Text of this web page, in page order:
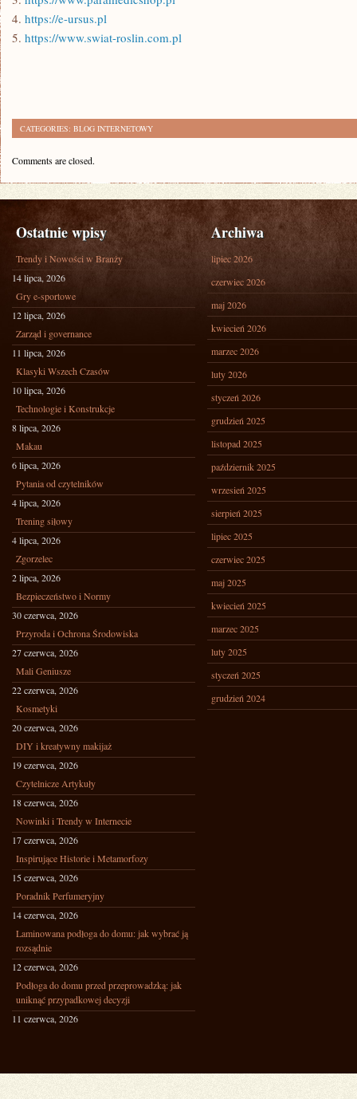
4. https://e-ursus.pl
5. https://www.swiat-roslin.com.pl
CATEGORIES: BLOG INTERNETOWY
Comments are closed.
Ostatnie wpisy
Trendy i Nowości w Branży
14 lipca, 2026
Gry e-sportowe
12 lipca, 2026
Zarząd i governance
11 lipca, 2026
Klasyki Wszech Czasów
10 lipca, 2026
Technologie i Konstrukcje
8 lipca, 2026
Makau
6 lipca, 2026
Pytania od czytelników
4 lipca, 2026
Trening siłowy
4 lipca, 2026
Zgorzelec
2 lipca, 2026
Bezpieczeństwo i Normy
30 czerwca, 2026
Przyroda i Ochrona Środowiska
27 czerwca, 2026
Mali Geniusze
22 czerwca, 2026
Kosmetyki
20 czerwca, 2026
DIY i kreatywny makijaż
19 czerwca, 2026
Czytelnicze Artykuły
18 czerwca, 2026
Nowinki i Trendy w Internecie
17 czerwca, 2026
Inspirujące Historie i Metamorfozy
15 czerwca, 2026
Poradnik Perfumeryjny
14 czerwca, 2026
Laminowana podłoga do domu: jak wybrać ją
rozsądnie
12 czerwca, 2026
Podłoga do domu przed przeprowadzką: jak
uniknąć przypadkowej decyzji
11 czerwca, 2026
Archiwa
lipiec 2026
czerwiec 2026
maj 2026
kwiecień 2026
marzec 2026
luty 2026
styczeń 2026
grudzień 2025
listopad 2025
październik 2025
wrzesień 2025
sierpień 2025
lipiec 2025
czerwiec 2025
maj 2025
kwiecień 2025
marzec 2025
luty 2025
styczeń 2025
grudzień 2024